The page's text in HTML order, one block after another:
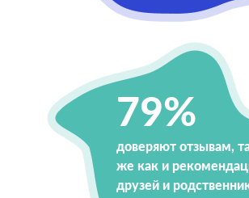
79%
доверяют отзывам,
же как и
друзей и